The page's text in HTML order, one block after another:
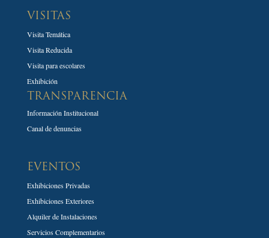
VISITAS
Visita Temática
Visita Reducida
Visita para escolares
Exhibición
TRANSPARENCIA
Información Institucional
Canal de denuncias
EVENTOS
Exhibiciones Privadas
Exhibiciones Exteriores
Alquiler de Instalaciones
Servicios Complementarios